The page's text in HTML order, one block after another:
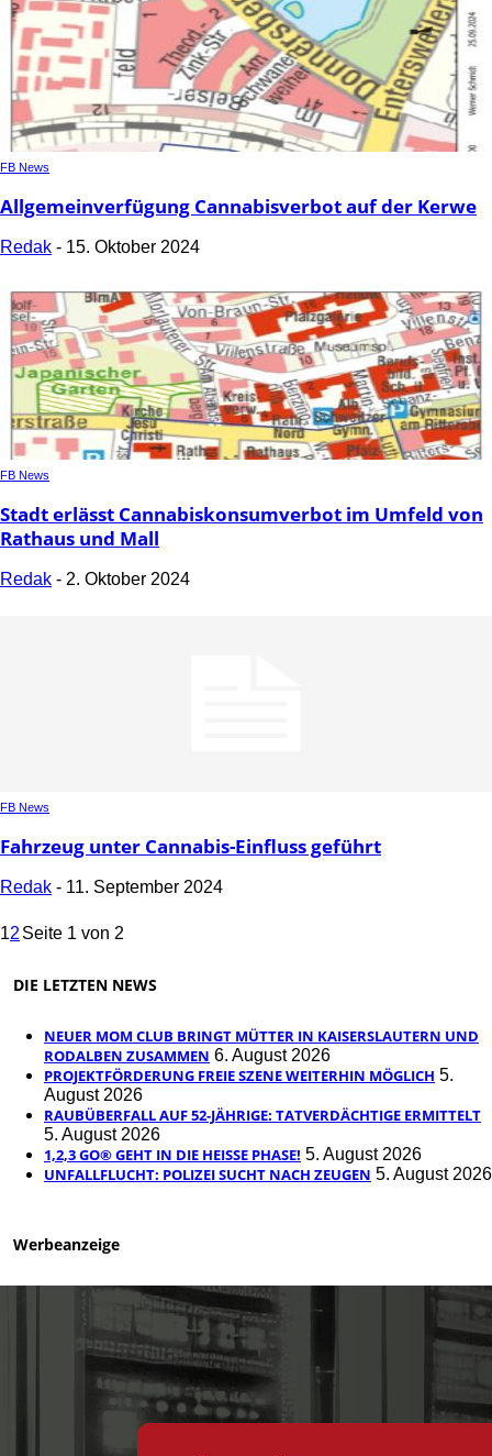
FB News
Allgemeinverfügung Cannabisverbot auf der Kerwe
Redak - 15. Oktober 2024
FB News
Stadt erlässt Cannabiskonsumverbot im Umfeld von
Rathaus und Mall
Redak - 2. Oktober 2024
FB News
Fahrzeug unter Cannabis-Einfluss geführt
Redak - 11. September 2024
12 Seite 1 von 2
DIE LETZTEN NEWS
NEUER MOM CLUB BRINGT MÜTTER IN KAISERSLAUTERN UND
RODALBEN ZUSAMMEN 6. August 2026
PROJEKTFÖRDERUNG FREIE SZENE WEITERHIN MÖGLICH 5.
August 2026
RAUBÜBERFALL AUF 52-JÄHRIGE: TATVERDÄCHTIGE ERMITTELT
5. August 2026
1,2,3 GO® GEHT IN DIE HEISSE PHASE! 5. August 2026
UNFALLFLUCHT: POLIZEI SUCHT NACH ZEUGEN 5. August 2026
Werbeanzeige